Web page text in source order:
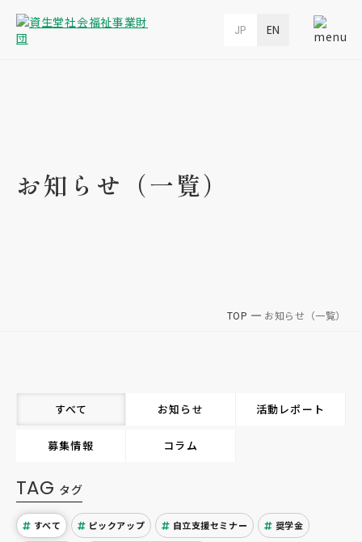
JP EN
お知らせ（一覧）
TOP お知らせ（一覧）
すべて お知らせ 活動レポート
募集情報 コラム
TAG タグ
すべて ピックアップ 自立支援セミナー 奨学金